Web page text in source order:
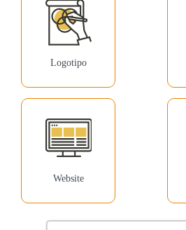
Logotipo
Website